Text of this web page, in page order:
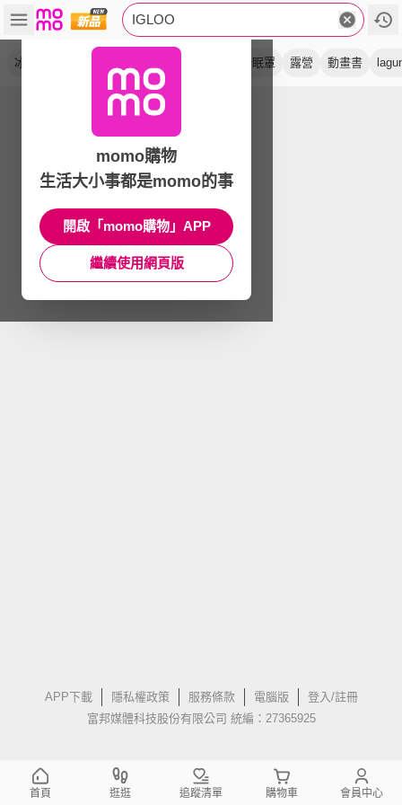
IGLOO
冰桶 舒眠罩 露營 動畫書
APP下載 隱私權政策 服務條款 電腦版
登入/註冊
富邦媒體科技股份有限公司 統編：27365925
momo購物
生活大小事都是momo的事
開啟「momo購物」APP
繼續使用網頁版
首頁 逛逛 追蹤清單 購物車 會員中心